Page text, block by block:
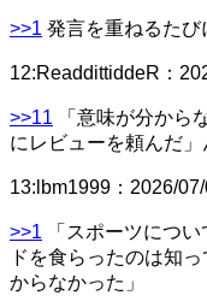
>>1 発言を重ねるた
12:ReaddittiddeR ：
>>11 「意味が分から
にレビューを頼んだ
13: lbm1999 ： 2026/
>>1 「スポーツにつ
ドを食らったのは知
からなかった」